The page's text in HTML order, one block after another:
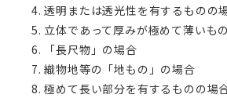
透明または透光性を有するものの
立体であって厚みが極めて薄いも
「長尺物」の場合
織物地等の「地もの」の場合
極めて長い部分を有するものの場